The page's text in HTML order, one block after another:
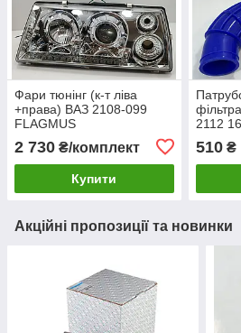
Фари тюнінг (к-т ліва
+права) ВАЗ 2108-099
FLAGMUS
2 730 ₴/комплект
Купити
2112
510₴
Акційні пропозиції та новинки